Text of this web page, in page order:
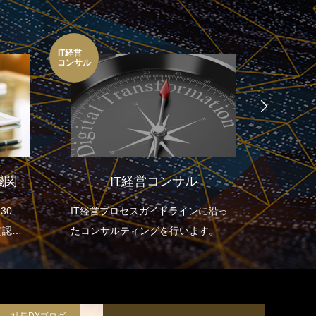
関
認定
IT経営
コンサル
IT経営コンサル
IT経営プロセスガイドラインに沿っ
たコンサルティングを行います。
IT導入
補助金
2021
DX（デ
ション
全てを